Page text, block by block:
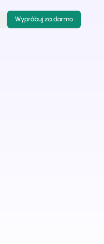
Wypróbuj za darmo